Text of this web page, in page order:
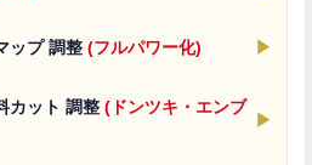
ップ 調整 (フルパワー化) ▶
カット 調整 (ドンツキ・エンブ
▶